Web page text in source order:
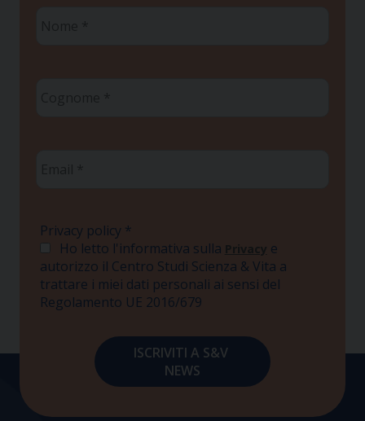
Privacy policy *
Ho letto l'informativa sulla Privacy e
autorizzo il Centro Studi Scienza & Vita a
trattare i miei dati personali ai sensi del
Regolamento UE 2016/679